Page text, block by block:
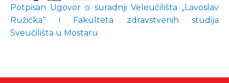
Potpisan Ugovor o suradnji Veleučilišta „Lavoslav
Ružička“ i Fakulteta zdravstvenih studija
Sveučilišta u Mostaru